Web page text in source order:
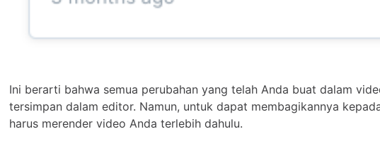
Ini berarti bahwa semua perubahan yang telah Anda buat dalam
tersimpan dalam editor. Namun, untuk dapat membagikannya
harus merender video Anda terlebih dahulu.